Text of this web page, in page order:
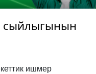
сыйлыгынын
ишмер